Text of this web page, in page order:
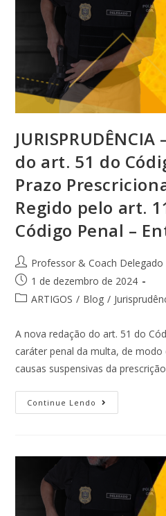
do art. 51 do
Prazo
Regido pelo art.
Código Penal –
Professor & Coach Delegado
1 de dezembro de 2024
ARTIGOS / Blog /
A nova redação do art. 51 do
caráter penal da multa, de
causas suspensivas da
Continue Lendo